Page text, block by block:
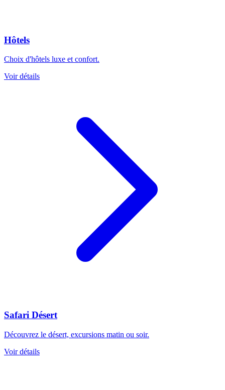
Hôtels
Choix d'hôtels luxe et confort.
Voir détails
Safari Désert
Découvrez le désert, excursions matin ou soir.
Voir détails